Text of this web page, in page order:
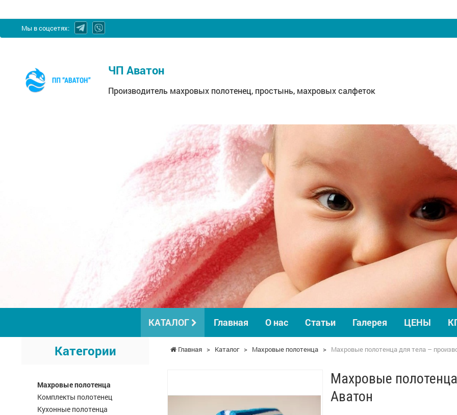
Мы в соцсетях:
Аватон
ЧП Аватон
Производитель махровых полотенец, простынь, махровых салфеток
КАТАЛОГ Главная О нас Статьи Галерея ЦЕНЫ
Главная > Каталог > Махровые полотенца > Махровые полотенца для тела –
Махровые
Аватон
Категории
Махровые полотенца
Комплекты полотенец
Кухонные полотенца